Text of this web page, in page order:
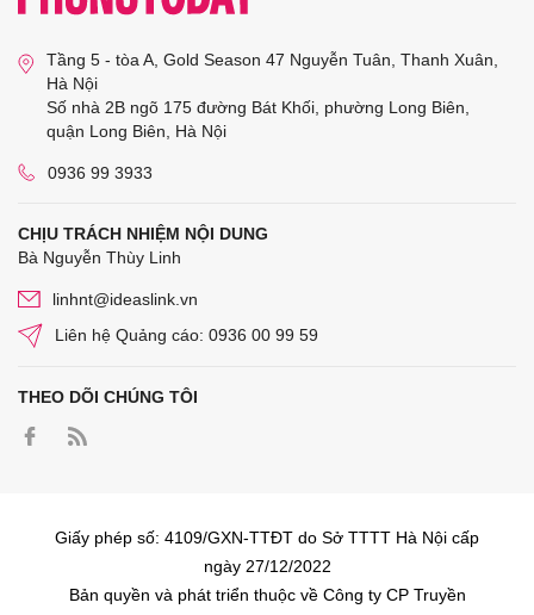
Tầng 5 - tòa A, Gold Season 47 Nguyễn Tuân, Thanh Xuân,
Hà Nội
Số nhà 2B ngõ 175 đường Bát Khối, phường Long Biên,
quận Long Biên, Hà Nội
0936 99 3933
CHỊU TRÁCH NHIỆM NỘI DUNG
Bà Nguyễn Thùy Linh
linhnt@ideaslink.vn
Liên hệ Quảng cáo: 0936 00 99 59
THEO DÕI CHÚNG TÔI
Giấy phép số: 4109/GXN-TTĐT do Sở TTTT Hà Nội cấp
ngày 27/12/2022
Bản quyền và phát triển thuộc về Công ty CP Truyền